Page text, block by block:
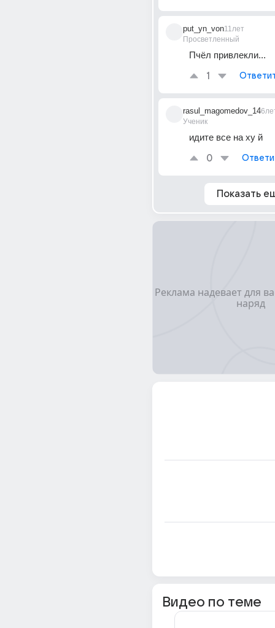
put_yn_von
Просветленный
11лет
Пчёл привлекли...
1
rasul_magomedov_14
Ученик
идите все на ху й
0
Показать
Видео по теме